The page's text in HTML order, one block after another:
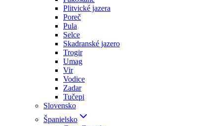
Plitvické jazera
Poreč
Pula
Selce
Skadranské jazero
Trogir
Umag
Vir
Vodice
Zadar
Tučepi
Slovensko
Španielsko